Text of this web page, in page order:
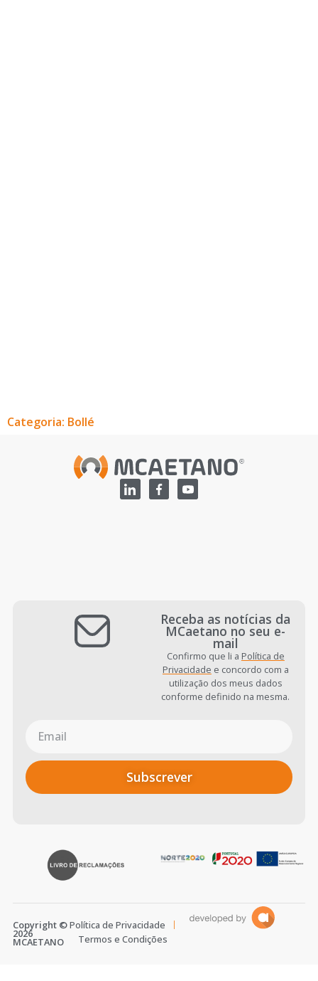
Categoria: Bollé
Receba as notícias da
MCaetano no seu e-
mail
Confirmo que li a Política de
Privacidade e concordo com a
utilização dos meus dados
conforme definido na mesma.
Subscrever
Copyright ©
2026
MCAETANO
Política de Privacidade
Termos e Condições